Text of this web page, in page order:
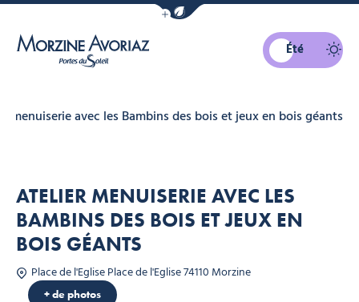
Afficher la barre de navigation du
Été
menuiserie avec les Bambins des bois et jeux en bois géants
ATELIER MENUISERIE AVEC LES
BAMBINS DES BOIS ET JEUX EN
BOIS GÉANTS
Place de l'Eglise Place de l'Eglise 74110 Morzine
+ de photos
de tourisme